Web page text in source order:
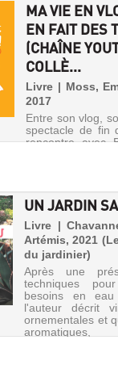
MA VIE EN
EN FAIT DES
(CHAÎNE
COLLÈ...
Livre | Moss,
2017
Entre son vlog,
spectacle de fin
rencontre avec
trouver le
©Electre 2019
UN JARDIN
Livre |
Artémis, 2021
du jardinier)
Après une
techniques
besoins en
l'auteur décrit
ornementales et
aromatiques,